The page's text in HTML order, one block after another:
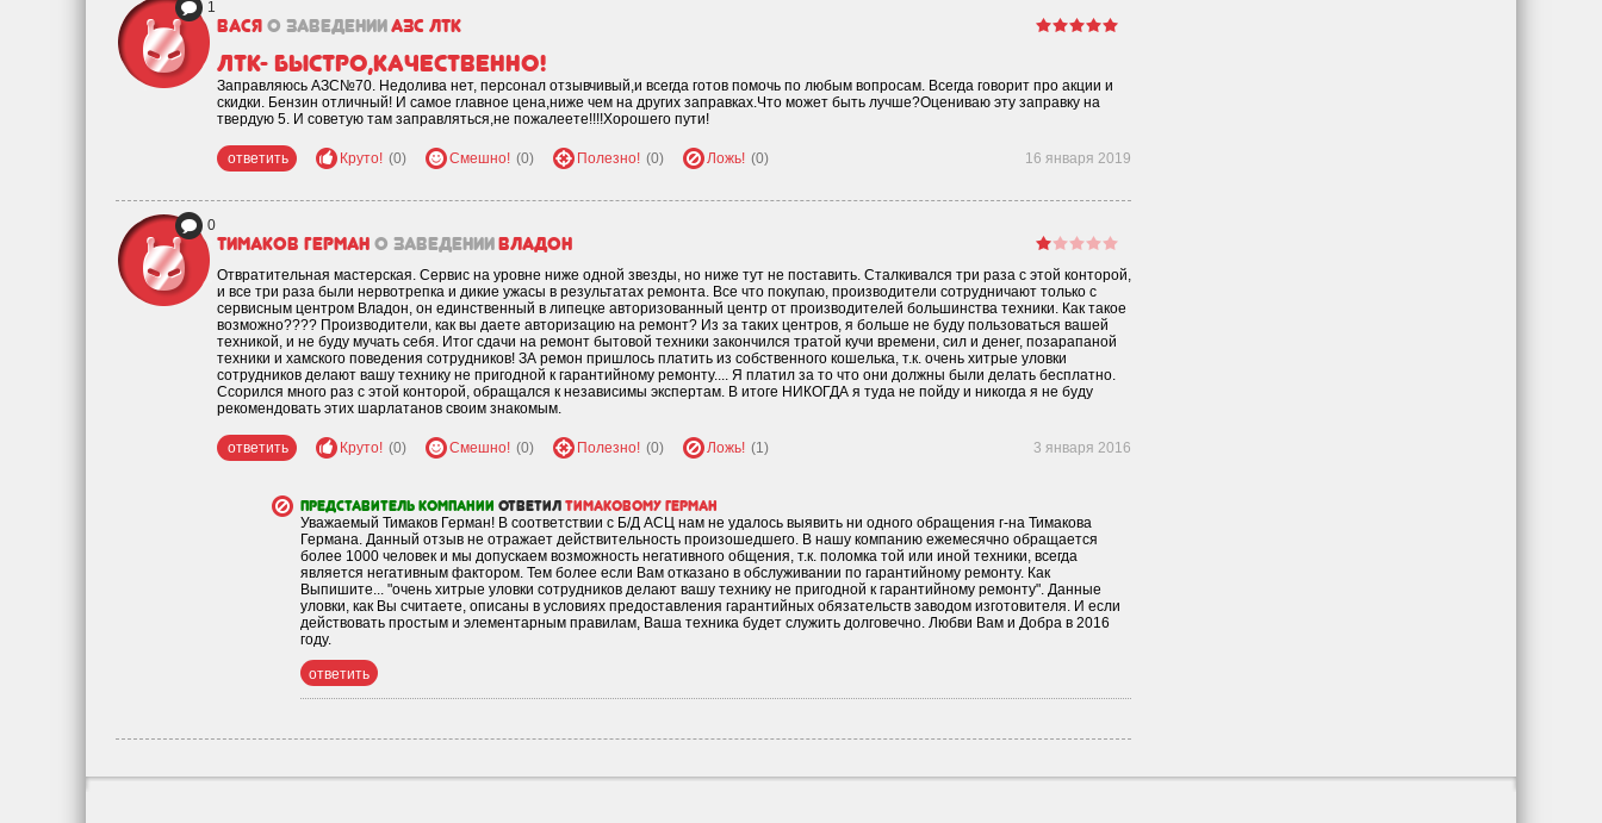
1
Вася о заведенииАЗС ЛТК
ЛТК- БЫСТРО,КАЧЕСТВЕННО!
Заправляюсь АЗС№70. Недолива нет, персонал отзывчивый,и всегда готов помочь по любым вопросам. Всегда говорит про акции и
скидки. Бензин отличный! И самое главное цена,ниже чем на других заправках.Что может быть лучше?Оцениваю эту заправку на
твердую 5. И советую там заправляться,не пожалеете!!!!Хорошего пути!
ответить Круто! (0) Смешно! (0) Полезно! (0) Ложь! (0) 16 января 2019
0
Тимаков Герман о заведенииВладон
Отвратительная мастерская. Сервис на уровне ниже одной звезды, но ниже тут не поставить. Сталкивался три раза с этой конторой,
и все три раза были нервотрепка и дикие ужасы в результатах ремонта. Все что покупаю, производители сотрудничают только с
сервисным центром Владон, он единственный в липецке авторизованный центр от производителей большинства техники. Как такое
возможно???? Производители, как вы даете авторизацию на ремонт? Из за таких центров, я больше не буду пользоваться вашей
техникой, и не буду мучать себя. Итог сдачи на ремонт бытовой техники закончился тратой кучи времени, сил и денег, позарапаной
техники и хамского поведения сотрудников! ЗА ремон пришлось платить из собственного кошелька, т.к. очень хитрые уловки
сотрудников делают вашу технику не пригодной к гарантийному ремонту.... Я платил за то что они должны были делать бесплатно.
Ссорился много раз с этой конторой, обращался к независимы экспертам. В итоге НИКОГДА я туда не пойду и никогда я не буду
рекомендовать этих шарлатанов своим знакомым.
ответить Круто! (0) Смешно! (0) Полезно! (0) Ложь! (1) 3 января 2016
Представитель компании ответил тимаковому герман
Уважаемый Тимаков Герман! В соответствии с Б/Д АСЦ нам не удалось выявить ни одного обращения г-на Тимакова
Германа. Данный отзыв не отражает действительность произошедшего. В нашу компанию ежемесячно обращается
более 1000 человек и мы допускаем возможность негативного общения, т.к. поломка той или иной техники, всегда
является негативным фактором. Тем более если Вам отказано в обслуживании по гарантийному ремонту. Как
Выпишите... "очень хитрые уловки сотрудников делают вашу технику не пригодной к гарантийному ремонту". Данные
уловки, как Вы считаете, описаны в условиях предоставления гарантийных обязательств заводом изготовителя. И если
действовать простым и элементарным правилам, Ваша техника будет служить долговечно. Любви Вам и Добра в 2016
году.
ответить